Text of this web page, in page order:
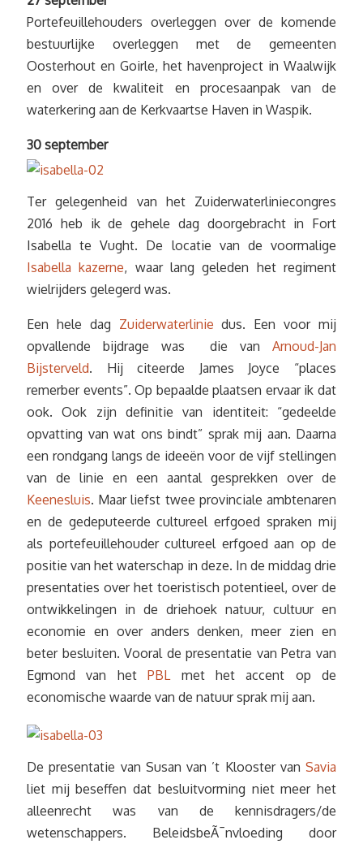
Portefeuillehouders overleggen over de komende
bestuurlijke overleggen met de gemeenten
Oosterhout en Goirle, het havenproject in Waalwijk
en over de kwaliteit en procesaanpak van de
waterkering aan de Kerkvaartse Haven in Waspik.
30 september
Ter gelegenheid van het Zuiderwaterliniecongres
2016 heb ik de gehele dag doorgebracht in Fort
Isabella te Vught. De locatie van de voormalige
Isabella kazerne, waar lang geleden het regiment
wielrijders gelegerd was.
Een hele dag Zuiderwaterlinie dus. Een voor mij
opvallende bijdrage was die van Arnoud-Jan
Bijsterveld. Hij citeerde James Joyce “places
remerber events”. Op bepaalde plaatsen ervaar ik dat
ook. Ook zijn definitie van identiteit: “gedeelde
opvatting van wat ons bindt” sprak mij aan. Daarna
een rondgang langs de ideeën voor de vijf stellingen
van de linie en een aantal gesprekken over de
Keenesluis. Maar liefst twee provinciale ambtenaren
en de gedeputeerde cultureel erfgoed spraken mij
als portefeuillehouder cultureel erfgoed aan op de
positie van het waterschap in deze. In de middag drie
presentaties over het toeristisch potentieel, over de
ontwikkelingen in de driehoek natuur, cultuur en
economie en over anders denken, meer zien en
beter besluiten. Vooral de presentatie van Petra van
Egmond van hetPBLmet het accent op de
economische waarde van de natuur sprak mij aan.
De presentatie van Susan van ’t Klooster van Savia
liet mij beseffen dat besluitvorming niet meer het
alleenrecht was van de kennisdragers/de
wetenschappers. BeleidsbeÃ¯nvloeding door